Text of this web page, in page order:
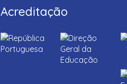
Acreditação